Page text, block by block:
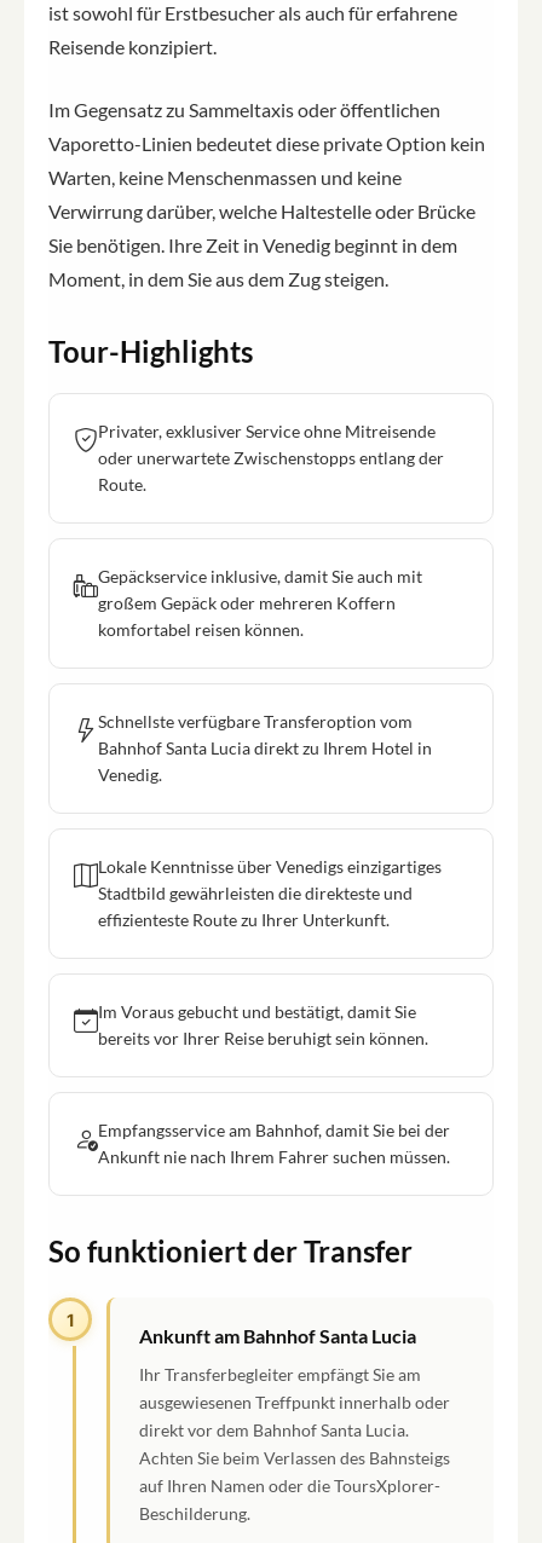
ist sowohl für Erstbesucher als auch für erfahrene
Reisende konzipiert.
Im Gegensatz zu Sammeltaxis oder öffentlichen
Vaporetto-Linien bedeutet diese private Option kein
Warten, keine Menschenmassen und keine
Verwirrung darüber, welche Haltestelle oder Brücke
Sie benötigen. Ihre Zeit in Venedig beginnt in dem
Moment, in dem Sie aus dem Zug steigen.
Tour-Highlights
Privater, exklusiver Service ohne Mitreisende
oder unerwartete Zwischenstopps entlang der
Route.
Gepäckservice inklusive, damit Sie auch mit
großem Gepäck oder mehreren Koffern
komfortabel reisen können.
Schnellste verfügbare Transferoption vom
Bahnhof Santa Lucia direkt zu Ihrem Hotel in
Venedig.
Lokale Kenntnisse über Venedigs einzigartiges
Stadtbild gewährleisten die direkteste und
effizienteste Route zu Ihrer Unterkunft.
Im Voraus gebucht und bestätigt, damit Sie
bereits vor Ihrer Reise beruhigt sein können.
Empfangsservice am Bahnhof, damit Sie bei der
Ankunft nie nach Ihrem Fahrer suchen müssen.
So funktioniert der Transfer
1
Ankunft am Bahnhof Santa Lucia
Ihr Transferbegleiter empfängt Sie am
ausgewiesenen Treffpunkt innerhalb oder
direkt vor dem Bahnhof Santa Lucia.
Achten Sie beim Verlassen des Bahnsteigs
auf Ihren Namen oder die ToursXplorer-
Beschilderung.